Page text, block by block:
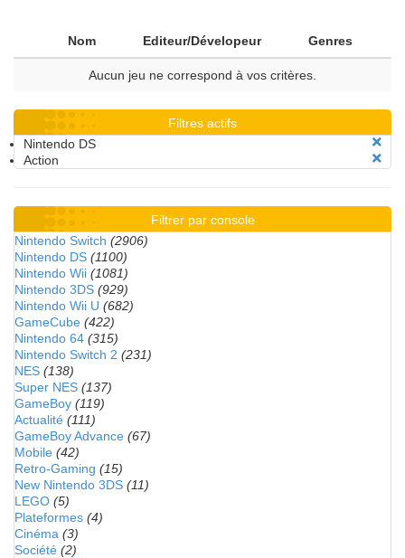
Nom Editeur/Dévelopeur Genres
Aucun jeu ne correspond à vos critères.
Filtres actifs
Nintendo DS
Action
Filtrer par console
Nintendo Switch (2906)
Nintendo DS (1100)
Nintendo Wii (1081)
Nintendo 3DS (929)
Nintendo Wii U (682)
GameCube (422)
Nintendo 64 (315)
Nintendo Switch 2 (231)
NES (138)
Super NES (137)
GameBoy (119)
Actualité (111)
GameBoy Advance (67)
Mobile (42)
Retro-Gaming (15)
New Nintendo 3DS (11)
LEGO (5)
Plateformes (4)
Cinéma (3)
Société (2)